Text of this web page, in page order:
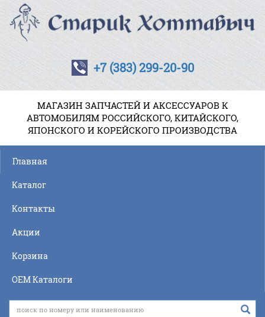
+7 (383) 299-20-90
МАГАЗИН ЗАПЧАСТЕЙ И АКСЕССУАРОВ К
АВТОМОБИЛЯМ РОССИЙСКОГО, КИТАЙСКОГО,
ЯПОНСКОГО И КОРЕЙСКОГО ПРОИЗВОДСТВА
Главная
Каталог
Контакты
Акции
Корзина
OEM Каталоги